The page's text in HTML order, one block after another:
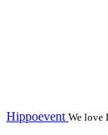
Hippoevent We love